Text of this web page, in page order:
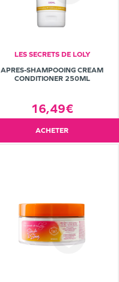
LES SECRETS DE LOLY
APRES-SHAMPOOING CREAM
CONDITIONER 250ML
16,49€
ACHETER